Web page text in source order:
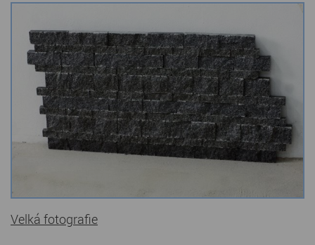
Lávové grilovací kameny
Kamenné truhlíky
Chladící kostky a puky
Doplňky do kuchyně
Hřbitovní doplňky
Kamenné stoly, konferenční stolky
Barevné kamenné drti
Velká fotografie